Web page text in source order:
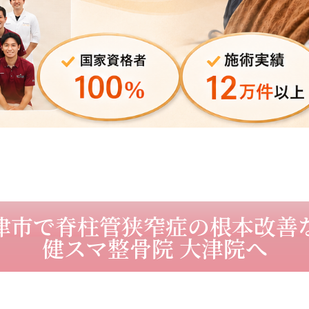
市で脊柱管狭窄症の根本改善
健スマ整骨院 大津院へ